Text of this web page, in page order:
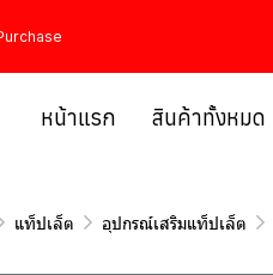
หน้าแรก สินค้าทั้งหมด
แท็ปเล็ต อุปกรณ์เสริมแท็ปเล็ต